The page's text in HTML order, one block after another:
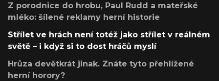
Z porodnice do hrobu, Paul Rudd a mateřské
mléko: šílené reklamy herní historie
Střílet ve hrách není totéž jako střílet v reálném
světě – i když si to dost hráčů myslí
Hrůza devětkrát jinak. Znáte tyto přehlížené
herní horory?